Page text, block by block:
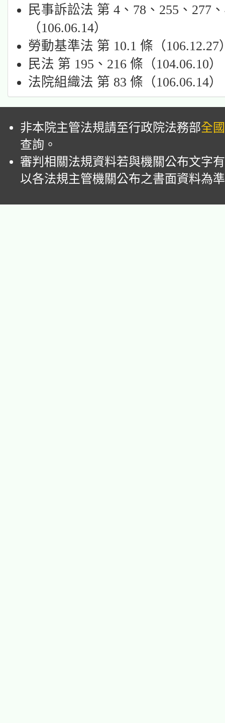
民事訴訟法 第 4、78、255、277
（106.06.14）
勞動基準法 第 10.1 條（106.12.27
民法 第 195、216 條（104.06.10）
法院組織法 第 83 條（106.06.14）
非本院主管法規請至行政院法務部全
查詢。
審判相關法規資料若與機關公布文字
以各法規主管機關公布之書面資料為